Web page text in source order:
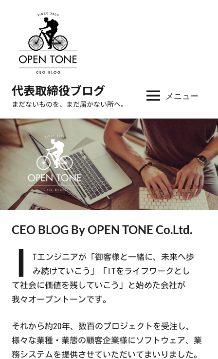
プ
代表取締役ブログ
まだないものを、まだ届かない所へ。
メニュー
CEO BLOG By OPEN TONE Co.Ltd.
Tエンジニアが「御客様と一緒に、未来へ歩
み続けていこう」「ITをライフワークとし
て社会に価値を残していこう」と始めた会社が
我々オープントーンです。
それから約20年、数百のプロジェクトを受注し、
様々な業種・業態の顧客企業様にソフトウェア、業
務システムを提供させていただいてまいりました。